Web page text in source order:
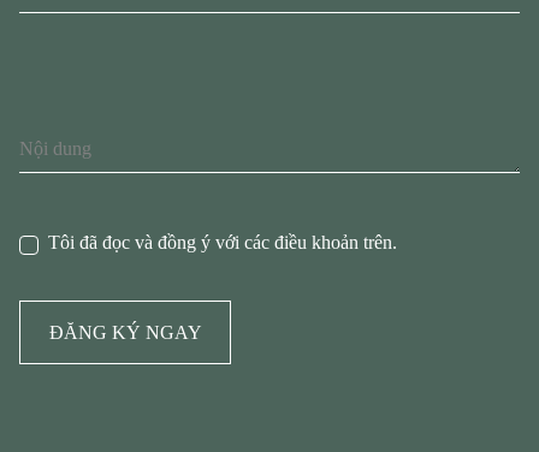
Nội dung
Tôi đã đọc và đồng ý với các điều khoản trên.
ĐĂNG KÝ NGAY